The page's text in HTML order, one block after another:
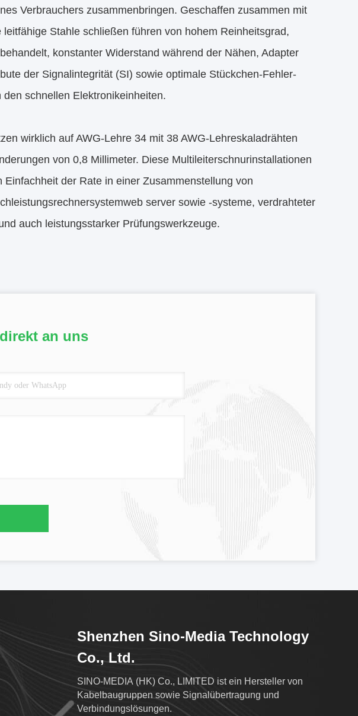
Verbrauchers zusammenbringen. Geschaffen zusammen mit
Stahle schließen führen von hohem Reinheitsgrad,
konstanter Widerstand während der Nähen, Adapter
der Signalintegrität (SI) sowie optimale Stückchen-Fehler-
schnellen Elektronikeinheiten.
wirklich auf AWG-Lehre 34 mit 38 AWG-Lehreskaladrähten
von 0,8 Millimeter. Diese Multileiterschnurinstallationen
der Rate in einer Zusammenstellung von
server sowie -systeme, verdrahteter
auch leistungsstarker Prüfungswerkzeuge.
an uns
Shenzhen Sino-Media Technology
Co., Ltd.
SINO-MEDIA (HK) Co., LIMITED ist ein Hersteller von
Kabelbaugruppen sowie Signalübertragung und
Verbindungslösungen.